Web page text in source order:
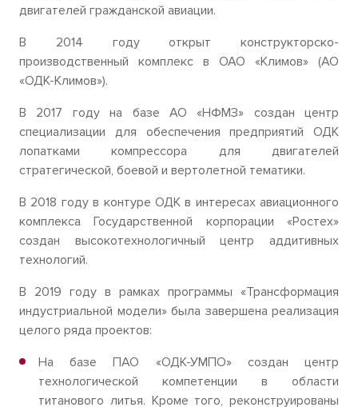
двигателей гражданской авиации.
В 2014 году открыт конструкторско-
производственный комплекс в ОАО «Климов» (АО
«ОДК-Климов»).
В 2017 году на базе АО «НФМЗ» создан центр
специализации для обеспечения предприятий ОДК
лопатками компрессора для двигателей
стратегической, боевой и вертолетной тематики.
В 2018 году в контуре ОДК в интересах авиационного
комплекса Государственной корпорации «Ростех»
создан высокотехнологичный центр аддитивных
технологий.
В 2019 году в рамках программы «Трансформация
индустриальной модели» была завершена реализация
целого ряда проектов:
На базе ПАО «ОДК-УМПО» создан центр
технологической компетенции в области
титанового литья. Кроме того, реконструированы